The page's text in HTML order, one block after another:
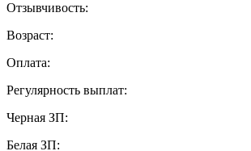
Отзывчивость:
Возраст:
Оплата:
Регулярность выплат:
Черная ЗП:
Белая ЗП: